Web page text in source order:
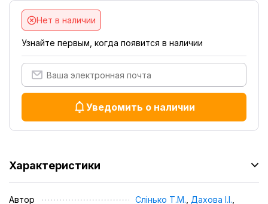
Нет в наличии
Узнайте первым, когда появится в наличии
Уведомить о наличии
Характеристики
Автор Слінько Т.М. Дахова І.І.